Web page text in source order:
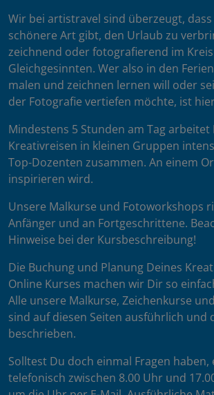
Wir bei artistravel sind überzeugt, dass
schönere Art gibt, den Urlaub zu
zeichnend oder fotografierend im
Gleichgesinnten. Wer also in den
malen und zeichnen lernen will oder
der Fotografie vertiefen möchte, ist
Mindestens 5 Stunden am Tag arbeitet
Kreativreisen in kleinen Gruppen
Top-Dozenten zusammen. An einem
inspirieren wird.
Unsere Malkurse und Fotoworkshops
Anfänger und an Fortgeschrittene.
Hinweise bei der Kursbeschreibung!
Die Buchung und Planung Deines
Online Kurses machen wir Dir so
Alle unsere Malkurse, Zeichenkurse
sind auf diesen Seiten ausführlich und
beschrieben.
Solltest Du doch einmal Fragen
telefonisch zwischen 8.00 Uhr und